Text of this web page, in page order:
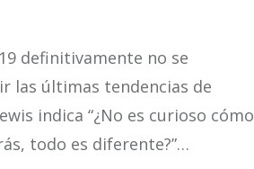
definitivamente no se
las últimas tendencias de
indica “¿No es curioso cómo
todo es diferente?”…